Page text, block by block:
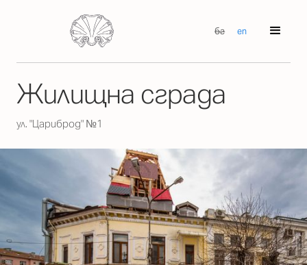
бг en
Жилищна сграда
ул. "Цариброд" №1